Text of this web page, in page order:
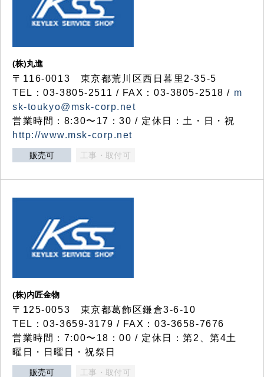
(株)丸進
〒116-0013 東京都荒川区西日暮里2-35-5
TEL：03-3805-2511 / FAX：03-3805-2518 / m
sk-toukyo@msk-corp.net
営業時間：8:30〜17：30 / 定休日：土・日・祝
http://www.msk-corp.net
販売可 工事・取付可
(株)内匠金物
〒125-0053 東京都葛飾区鎌倉3-6-10
TEL：03-3659-3179 / FAX：03-3658-7676
営業時間：7:00〜18：00 / 定休日：第2、第4土
曜日・日曜日・祝祭日
販売可 工事・取付可